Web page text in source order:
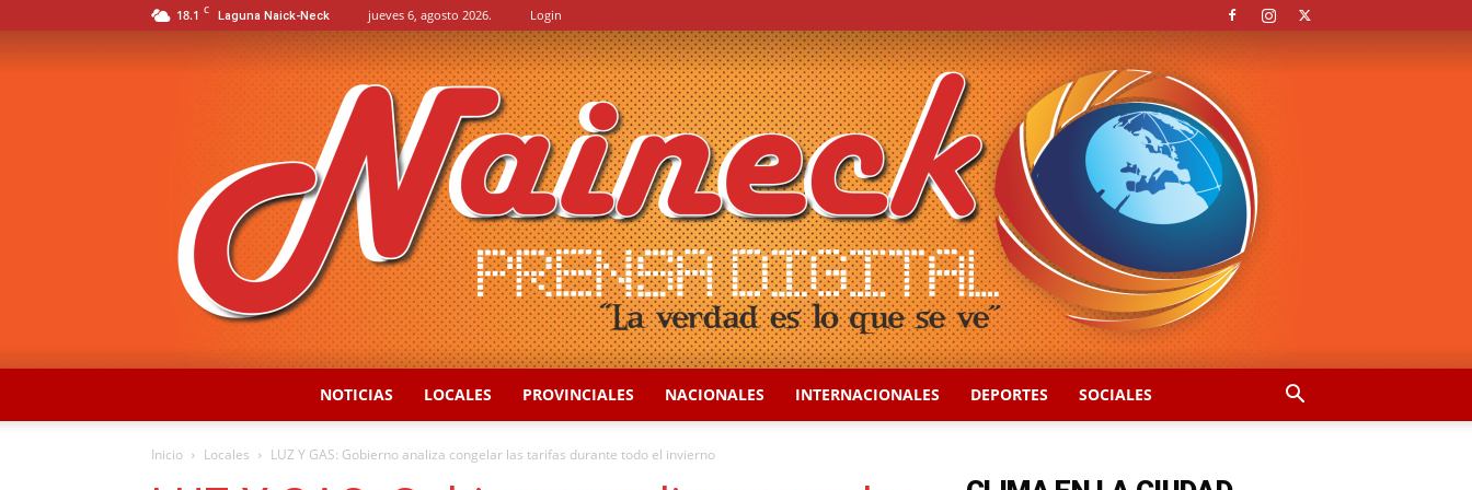
18.1 C Laguna Naick-Neck jueves 6, agosto 2026. Login
NOTICIAS LOCALES PROVINCIALES NACIONALES INTERNACIONALES DEPORTES SOCIALES
Inicio Locales LUZ Y GAS: Gobierno analiza congelar las tarifas durante todo el invierno